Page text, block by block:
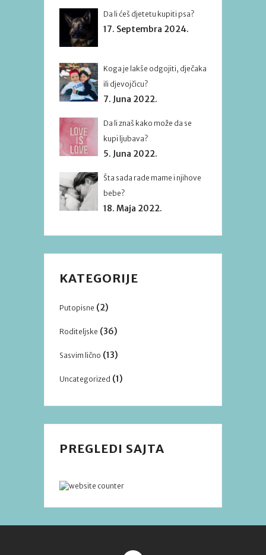
Da li ćeš djetetu kupiti psa?
17. Septembra 2024.
Koga je lakše odgojiti, dječaka
ili djevojčicu?
7. Juna 2022.
Da li znaš kako može da se
kupi ljubava?
5. Juna 2022.
Šta sada rade mame i njihove
bebe?
18. Maja 2022.
KATEGORIJE
Putopisne (2)
Roditeljske (36)
Sasvim lično (13)
Uncategorized (1)
PREGLEDI SAJTA